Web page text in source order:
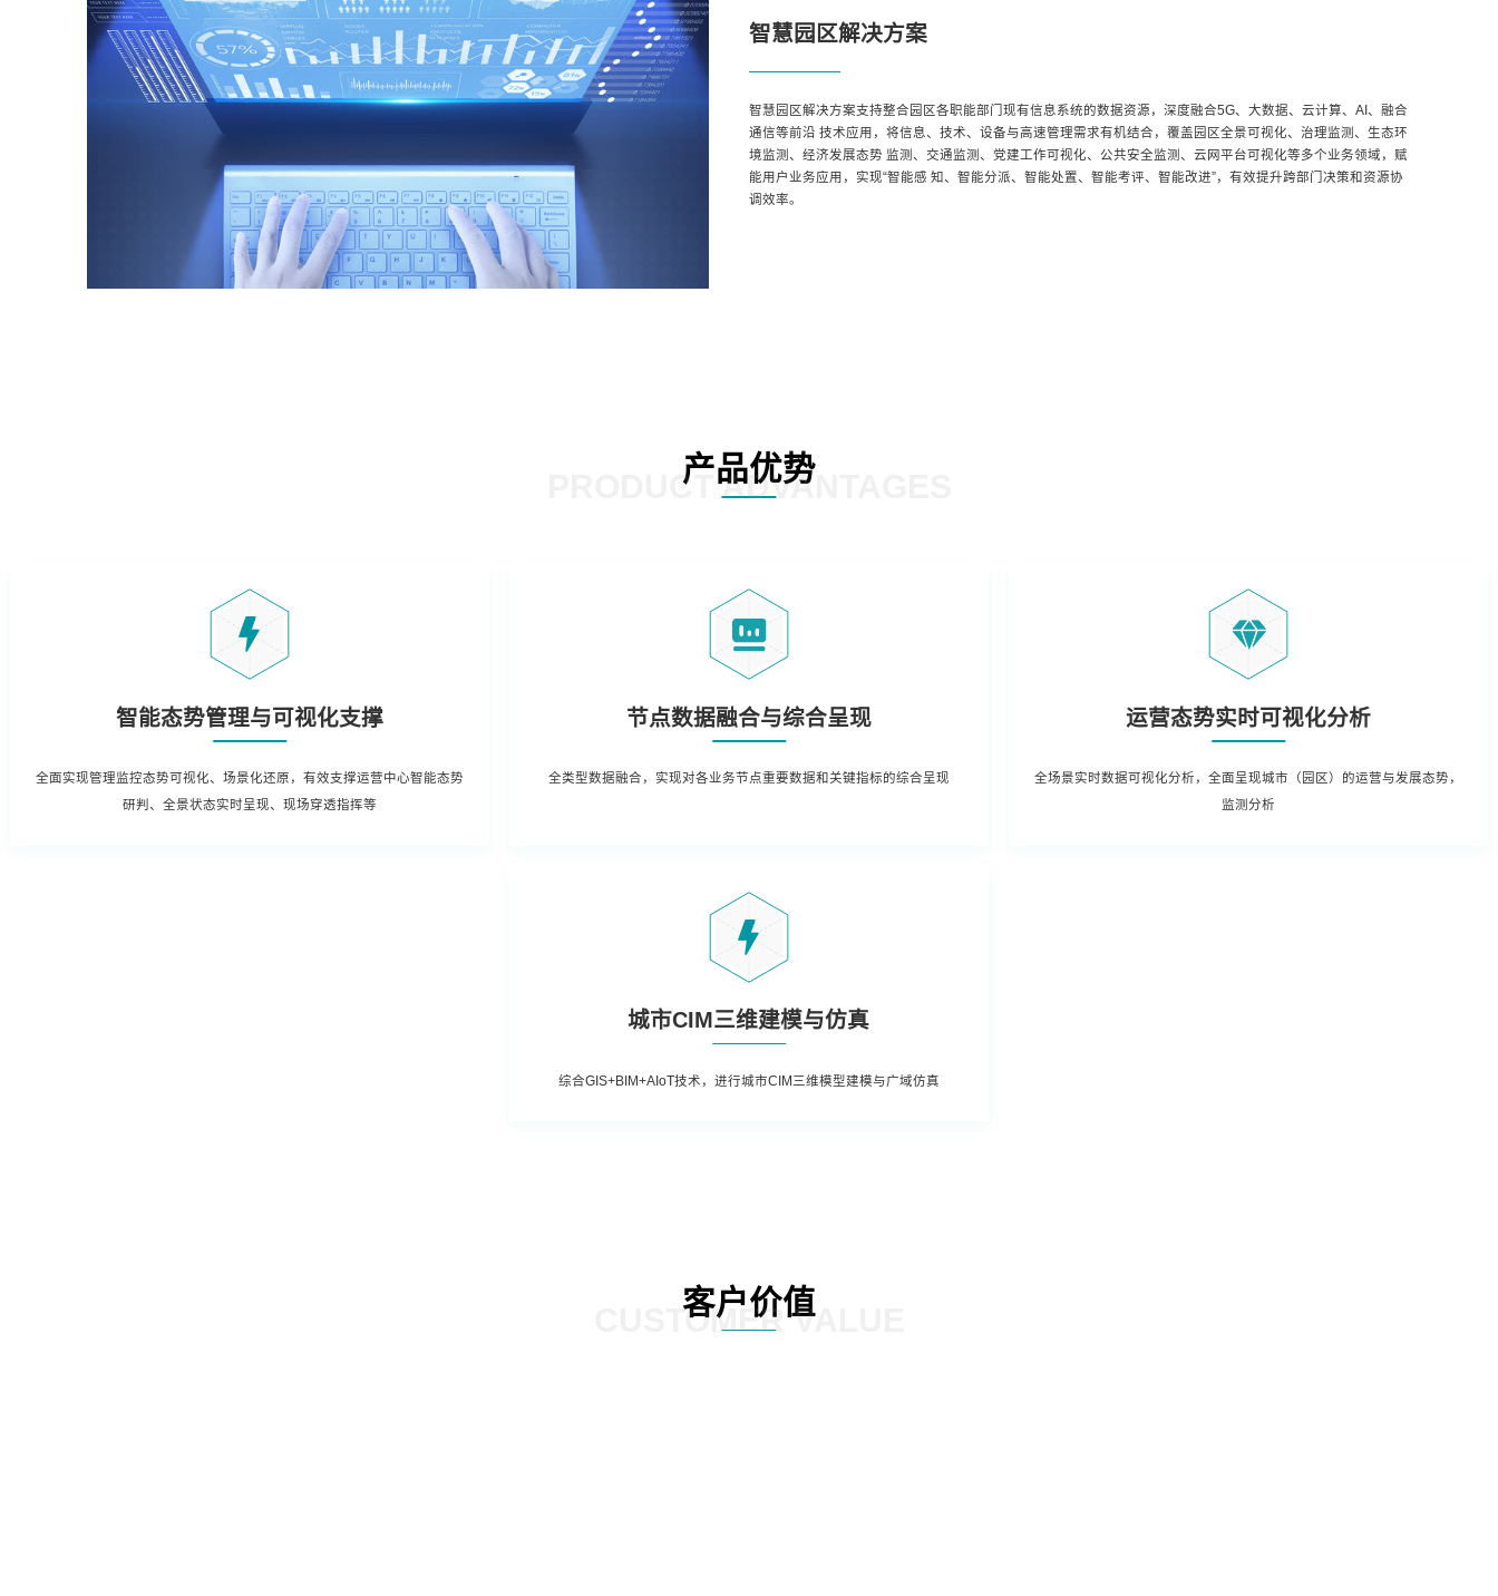
智慧园区解决方案
智慧园区解决方案支持整合园区各职能部门现有信息系统的数据资源，深度融合5G、大数据、云计算、AI、融合
通信等前沿 技术应用，将信息、技术、设备与高速管理需求有机结合，覆盖园区全景可视化、治理监测、生态环
境监测、经济发展态势 监测、交通监测、党建工作可视化、公共安全监测、云网平台可视化等多个业务领域，赋
能用户业务应用，实现“智能感 知、智能分派、智能处置、智能考评、智能改进”，有效提升跨部门决策和资源协
调效率。
产品优势
PRODUCT ADVANTAGES
智能态势管理与可视化支撑
全面实现管理监控态势可视化、场景化还原，有效支撑运营中心智能态势
研判、全景状态实时呈现、现场穿透指挥等
节点数据融合与综合呈现
全类型数据融合，实现对各业务节点重要数据和关键指标的综合呈现
运营态势实时可视化分析
全场景实时数据可视化分析，全面呈现城市（园区）的运营与发展态势，
监测分析
城市CIM三维建模与仿真
综合GIS+BIM+AIoT技术，进行城市CIM三维模型建模与广域仿真
客户价值
CUSTOMER VALUE